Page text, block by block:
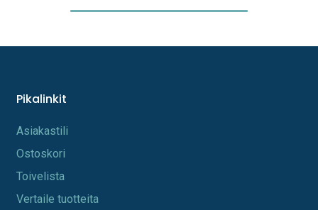
Pikalinkit
A​s​iakastili
Os​toskori
Toi​velista
Vertaile tuotteita